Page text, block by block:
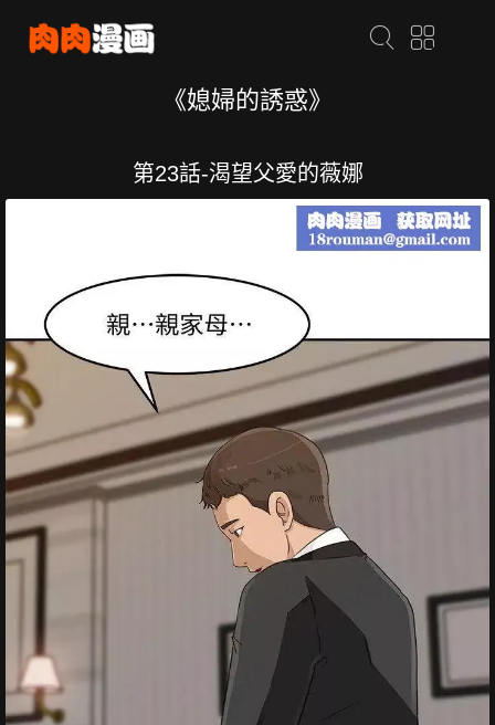
《媳婦的誘惑》
第23話-渴望父愛的薇娜